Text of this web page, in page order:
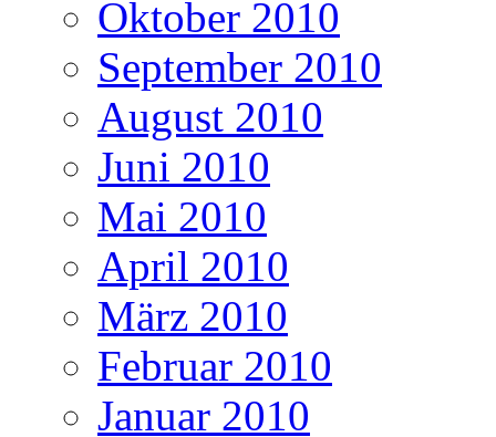
Oktober 2010
September 2010
August 2010
Juni 2010
Mai 2010
April 2010
März 2010
Februar 2010
Januar 2010